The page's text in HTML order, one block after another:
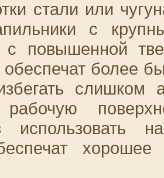
стали или
с
с повышенной
обеспечат более
слишком
рабочую
использовать
хорошее